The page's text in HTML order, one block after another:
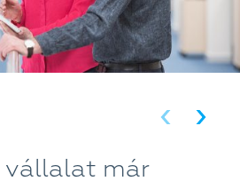
vállalat már